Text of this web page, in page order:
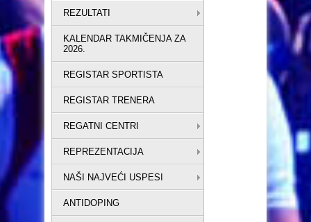
REZULTATI
KALENDAR TAKMIČENJA ZA
2026.
REGISTAR SPORTISTA
REGISTAR TRENERA
REGATNI CENTRI
REPREZENTACIJA
NAŠI NAJVEĆI USPESI
ANTIDOPING